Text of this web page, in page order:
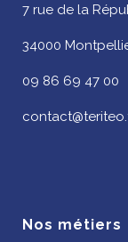
7 rue de la
34000
09 86 69 47 00
Nos métiers